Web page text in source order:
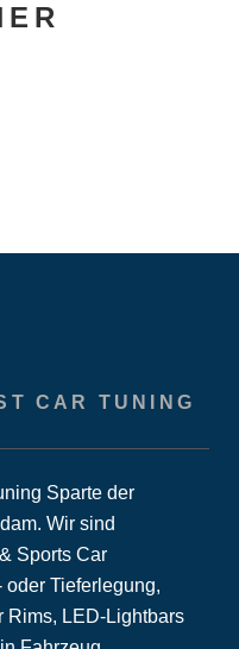
CAR TUNING
Sparte der
Wir sind
Sports Car
Tieferlegung,
Rims, LED-Lightbars